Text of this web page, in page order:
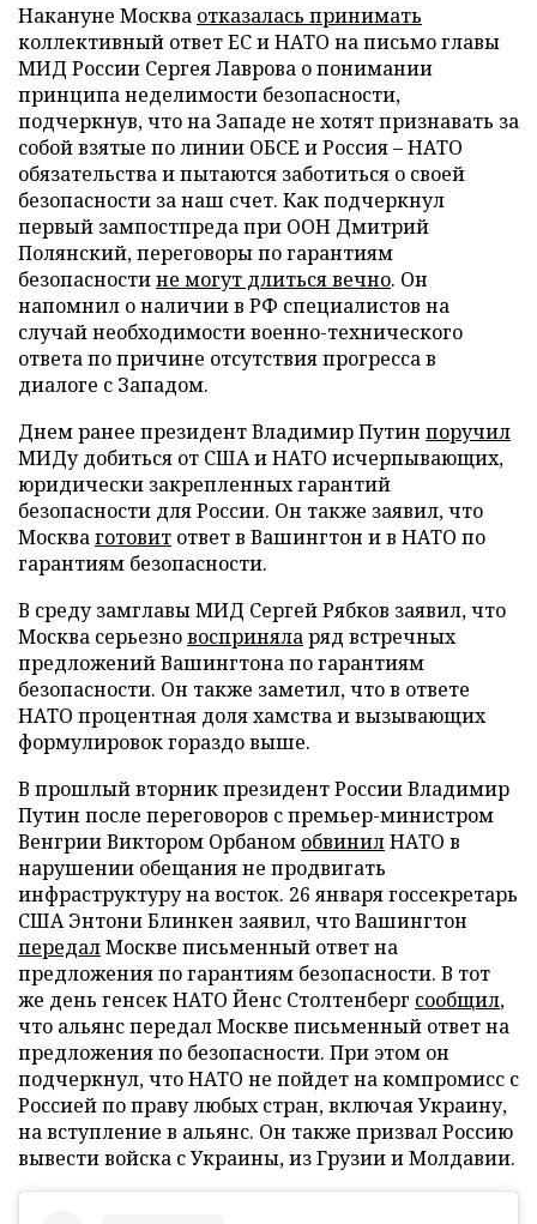
Накануне Москва отказалась принимать
коллективный ответ ЕС и НАТО на письмо главы
МИД России Сергея Лаврова о понимании
принципа неделимости безопасности,
подчеркнув, что на Западе не хотят признавать за
собой взятые по линии ОБСЕ и Россия – НАТО
обязательства и пытаются заботиться о своей
безопасности за наш счет. Как подчеркнул
первый зампостпреда при ООН Дмитрий
Полянский, переговоры по гарантиям
безопасностине могут длиться вечно. Он
напомнил о наличии в РФ специалистов на
случай необходимости военно-технического
ответа по причине отсутствия прогресса в
диалоге с Западом.
Днем ранее президент Владимир Путин поручил
МИДу добиться от США и НАТО исчерпывающих,
юридически закрепленных гарантий
безопасности для России. Он также заявил, что
Москваготовит ответ в Вашингтон и в НАТО по
гарантиям безопасности.
В среду замглавы МИД Сергей Рябков заявил, что
Москва серьезновосприняларяд встречных
предложений Вашингтона по гарантиям
безопасности. Он также заметил, что в ответе
НАТО процентная доля хамства и вызывающих
формулировок гораздо выше.
В прошлый вторник президент России Владимир
Путин после переговоров с премьер-министром
Венгрии Виктором Орбаном обвинилНАТО в
нарушении обещания не продвигать
инфраструктуру на восток. 26 января госсекретарь
США Энтони Блинкен заявил, что Вашингтон
передалМоскве письменный ответ на
предложения по гарантиям безопасности. В тот
же день генсек НАТО Йенс Столтенберг сообщил,
что альянс передал Москве письменный ответ на
предложения по безопасности. При этом он
подчеркнул, что НАТО не пойдет на компромисс с
Россией по праву любых стран, включая Украину,
на вступление в альянс. Он также призвал Россию
вывести войска с Украины, из Грузии и Молдавии.